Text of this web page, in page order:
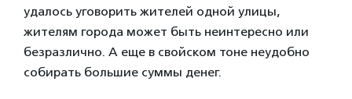
удалось уговорить жителей одной улицы,
жителям города может быть неинтересно или
безразлично. А еще в свойском тоне неудобно
собирать большие суммы денег.